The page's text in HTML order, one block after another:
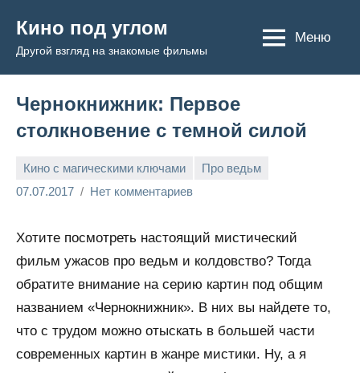
содержимому
Кино под углом
Другой взгляд на знакомые фильмы
Меню
Чернокнижник: Первое
столкновение с темной силой
Кино с магическими ключами
Про ведьм
07.07.2017
Admin Нет комментариев
Хотите посмотреть настоящий мистический
фильм ужасов про ведьм и колдовство? Тогда
обратите внимание на серию картин под общим
названием «Чернокнижник». В них вы найдете то,
что с трудом можно отыскать в большей части
современных картин в жанре мистики. Ну, а я